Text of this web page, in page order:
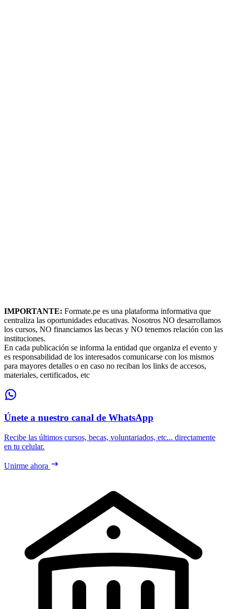
IMPORTANTE: Formate.pe es una plataforma informativa que
centraliza las oportunidades educativas. Nosotros NO desarrollamos
los cursos, NO financiamos las becas y NO tenemos relación con las
instituciones.
En cada publicación se informa la entidad que organiza el evento y
es responsabilidad de los interesados comunicarse con los mismos
para mayores detalles o en caso no reciban los links de accesos,
materiales, certificados, etc
Únete a nuestro canal de WhatsApp
Recibe las últimos cursos, becas, voluntariados, etc... directamente
en tu celular.
Unirme ahora